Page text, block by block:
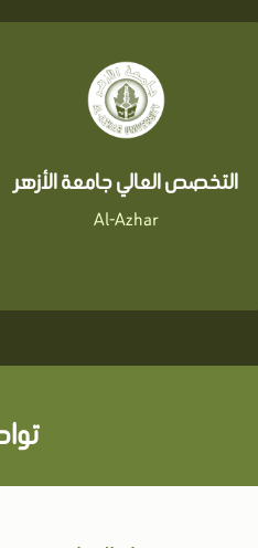
التخصص العالي جامعة الأزهر
Al-Azhar